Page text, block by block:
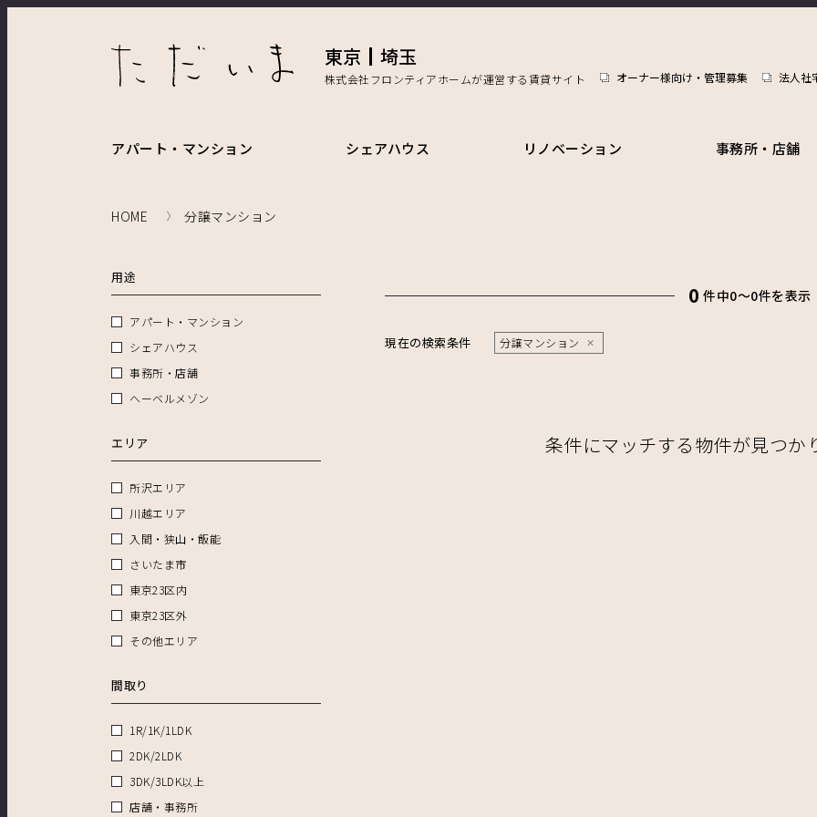
東京 埼玉
株式会社フロンティアホームが運営する賃貸サイト オーナー様向け・管理募集 法人社
アパート・マンション シェアハウス リノベーション 事務所・店舗
HOME 分譲マンション
0 件中0〜0件を表示
現在の検索条件 分譲マンション
条件にマッチする物件が見つか
用途
アパート・マンション
シェアハウス
事務所・店舗
ヘーベルメゾン
エリア
所沢エリア
川越エリア
入間・狭山・飯能
さいたま市
東京23区内
東京23区外
その他エリア
間取り
1R/1K/1LDK
2DK/2LDK
3DK/3LDK以上
店舗・事務所